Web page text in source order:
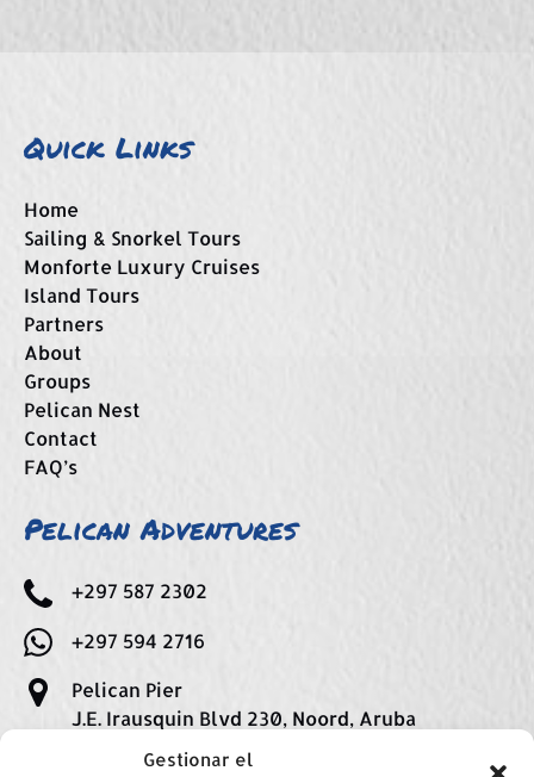
Gestionar el
Quick Links
Home
Sailing & Snorkel Tours
Monforte Luxury Cruises
Island Tours
Partners
About
Groups
Pelican Nest
Contact
FAQ’s
Pelican Adventures
+297 587 2302
+297 594 2716
Pelican Pier
J.E. Irausquin Blvd 230, Noord, Aruba